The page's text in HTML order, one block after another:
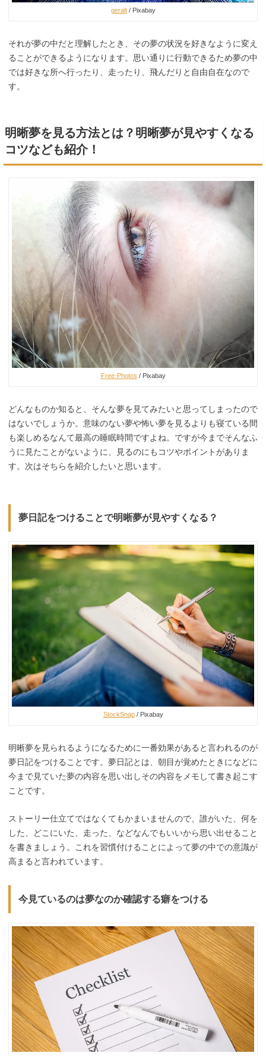
geralt/ Pixabay
それが夢の中だと理解したとき、その夢の状況を好きなように変え
ることができるようになります。思い通りに行動できるため夢の中
では好きな所へ行ったり、走ったり、飛んだりと自由自在なので
す。
明晰夢を見る方法とは？明晰夢が見やすくなる
コツなども紹介！
Free-Photos / Pixabay
どんなものか知ると、そんな夢を見てみたいと思ってしまったので
はないでしょうか。意味のない夢や怖い夢を見るよりも寝ている間
も楽しめるなんて最高の睡眠時間ですよね。ですが今までそんなふ
うに見たことがないように、見るのにもコツやポイントがありま
す。次はそちらを紹介したいと思います。
夢日記をつけることで明晰夢が見やすくなる？
StockSnap/ Pixabay
明晰夢を見られるようになるために一番効果があると言われるのが
夢日記をつけることです。夢日記とは、朝目が覚めたときになどに
今まで見ていた夢の内容を思い出しその内容をメモして書き起こす
ことです。
ストーリー仕立てではなくてもかまいませんので、誰がいた、何を
した、どこにいた、走った、などなんでもいいから思い出せること
を書きましょう。これを習慣付けることによって夢の中での意識が
高まると言われています。
今見ているのは夢なのか確認する癖をつける